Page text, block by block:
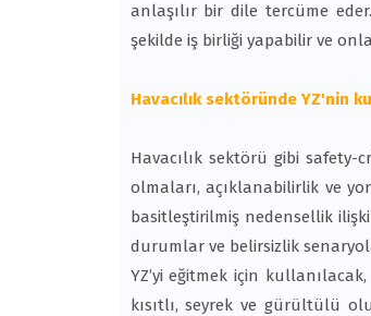
anlaşılır bir dile tercüme
şekilde iş birliği yapabilir ve
Havacılık sektöründe YZ'nin
Havacılık sektörü gibi
olmaları, açıklanabilirlik ve
basitleştirilmiş nedensellik
durumlar ve belirsizlik
YZ’yi eğitmek için
kısıtlı, seyrek ve gürültülü